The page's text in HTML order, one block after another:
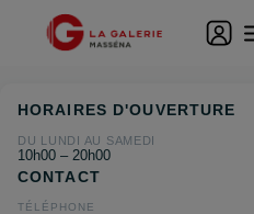
HORAIRES D'OUVERTURE
DU LUNDI AU SAMEDI
10h00 – 20h00
CONTACT
TÉLÉPHONE